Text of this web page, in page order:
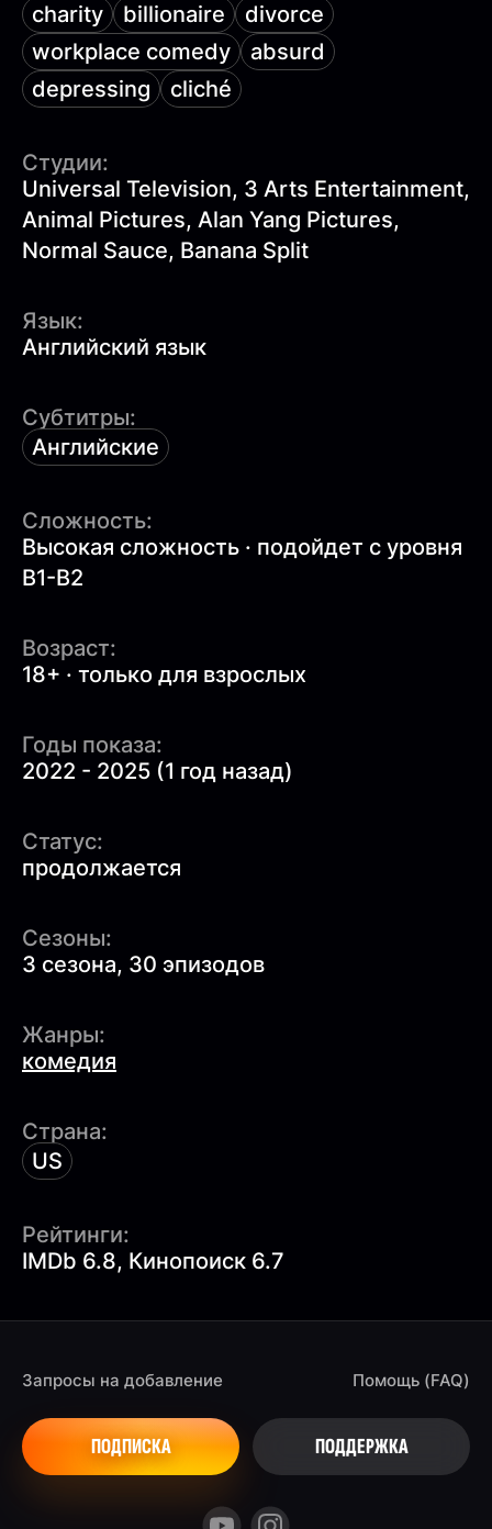
charity
billionaire
divorce
workplace comedy
absurd
depressing
cliché
Студии:
Universal Television, 3 Arts Entertainment,
Animal Pictures, Alan Yang Pictures,
Normal Sauce, Banana Split
Язык:
Английский язык
Субтитры:
Английские
Сложность:
Высокая сложность · подойдет с уровня
B1-B2
Возраст:
18+ · только для взрослых
Годы показа:
2022 - 2025 (1 год назад)
Статус:
продолжается
Сезоны:
3 сезона, 30 эпизодов
Жанры:
комедия
Страна:
US
Рейтинги:
IMDb 6.8, Кинопоиск 6.7
Запросы на добавление
ПОДПИСКА
Помощь (FAQ)
ПОДДЕРЖКА